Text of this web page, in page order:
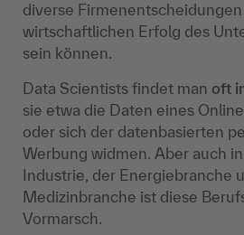
diverse
wirtschaftlichen Erfolg des
sein können.
Data Scientists findet man oft
sie etwa die Daten eines
oder sich der datenbasierten
Werbung widmen. Aber auch
Industrie, der Energiebranche
Medizinbranche ist diese
Vormarsch.